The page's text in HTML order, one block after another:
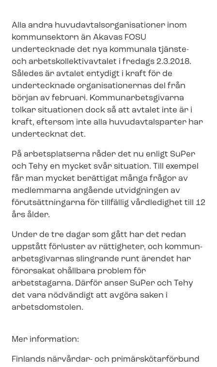
Alla andra hu­vud­av­tals­or­ga­ni­sa­tio­ner inom
kommunsektorn än Akavas FOSU
undertecknade det nya kommunala tjänste-
och ar­betskol­lek­tivav­ta­let i fredags 2.3.2018.
Således är avtalet entydigt i kraft för de
undertecknade organisationernas del från
början av februari. Kom­mun­ar­bets­gi­var­na
tolkar situationen dock så att avtalet inte är i
kraft, eftersom inte alla huvudavtalsparter har
undertecknat det.
På arbetsplatserna råder det nu enligt SuPer
och Tehy en mycket svår situation. Till exempel
får man mycket berättigat många frågor av
medlemmarna angående utvidgningen av
förutsättningarna för tillfällig vårdledighet till 12
års ålder.
Under de tre dagar som gått har det redan
uppstått förluster av rättigheter, och kom­mun­
ar­bets­gi­var­nas slingrande runt ärendet har
förorsakat ohållbara problem för
arbetstagarna. Därför anser SuPer och Tehy
det vara nödvändigt att avgöra saken i
arbetsdomstolen.
Mer information:
Finlands närvårdar- och pri­mär­skö­tar­för­bund